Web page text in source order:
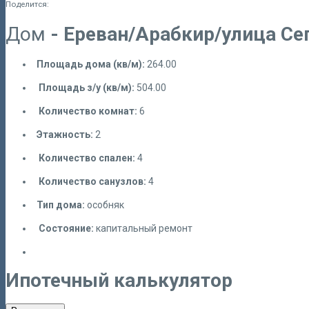
Поделится:
Дом - Ереван/Арабкир/улица
Площадь дома (кв/м): 264.00
Площадь з/у (кв/м): 504.00
Количество комнат: 6
Этажность: 2
Количество спален: 4
Количество санузлов: 4
Тип дома: особняк
Состояние: капитальный ремонт
Ипотечный калькулятор